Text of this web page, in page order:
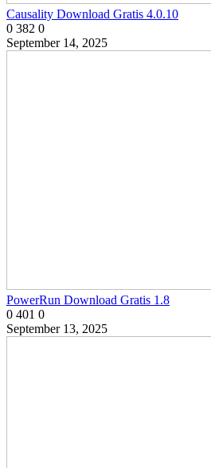
Causality Download Gratis 4.0.10
0 382 0
September 14, 2025
PowerRun Download Gratis 1.8
0 401 0
September 13, 2025